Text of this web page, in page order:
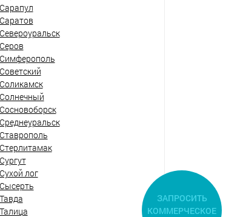
Сарапул
Саратов
Североуральск
Серов
Симферополь
Советский
Соликамск
Солнечный
Сосновоборск
Среднеуральск
Ставрополь
Стерлитамак
Сургут
Сухой лог
Сысерть
Тавда
Талица
ЗАПРОСИТЬ
КОММЕРЧЕСКОЕ